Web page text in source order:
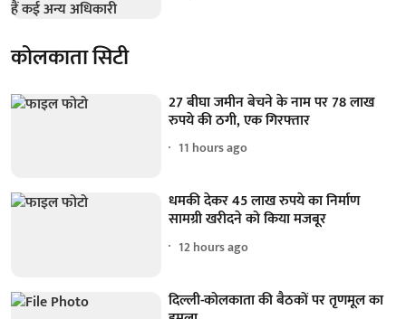
कोलकाता सिटी
27 बीघा जमीन बेचने के नाम पर 78 लाख
रुपये की ठगी, एक गिरफ्तार
11 hours ago
धमकी देकर 45 लाख रुपये का निर्माण
सामग्री खरीदने को किया मजबूर
12 hours ago
दिल्ली-कोलकाता की बैठकों पर तृणमूल का